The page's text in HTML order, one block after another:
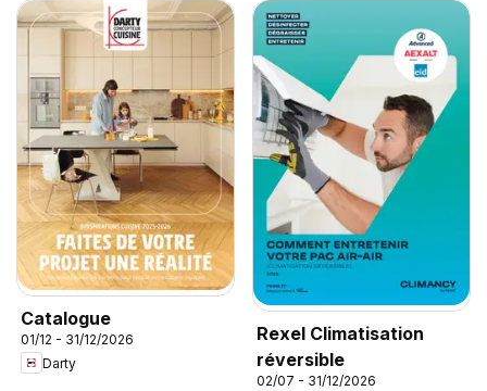
Catalogue
01/12 - 31/12/2026
Darty
Rexel Climatisation
réversible
02/07 - 31/12/2026